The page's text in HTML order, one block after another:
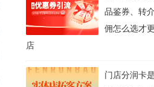
品鉴券、转
佣怎么选才
店
门店分润卡